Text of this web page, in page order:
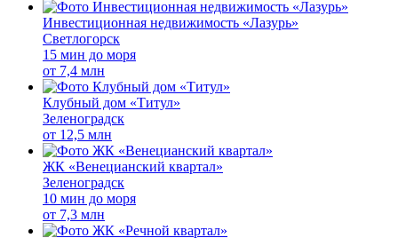
Инвестиционная недвижимость «Лазурь»
Светлогорск
15 мин до моря
от 7,4 млн
Клубный дом «Титул»
Зеленоградск
от 12,5 млн
ЖК «Венецианский квартал»
Зеленоградск
10 мин до моря
от 7,3 млн